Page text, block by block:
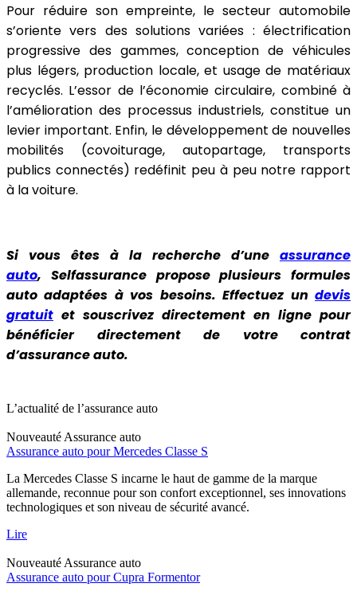
Pour réduire son empreinte, le secteur automobile
s’oriente vers des solutions variées : électrification
progressive des gammes, conception de véhicules
plus légers, production locale, et usage de matériaux
recyclés. L’essor de l’économie circulaire, combiné à
l’amélioration des processus industriels, constitue un
levier important. Enfin, le développement de nouvelles
mobilités (covoiturage, autopartage, transports
publics connectés) redéfinit peu à peu notre rapport
à la voiture.
Si vous êtes à la recherche d’une assurance
auto, Selfassurance propose plusieurs formules
auto adaptées à vos besoins. Effectuez un devis
gratuit et souscrivez directement en ligne pour
bénéficier directement de votre contrat
d’assurance auto.
L’actualité de l’assurance auto
Nouveauté Assurance auto
Assurance auto pour Mercedes Classe S
La Mercedes Classe S incarne le haut de gamme de la marque
allemande, reconnue pour son confort exceptionnel, ses innovations
technologiques et son niveau de sécurité avancé.
Lire
Nouveauté Assurance auto
Assurance auto pour Cupra Formentor